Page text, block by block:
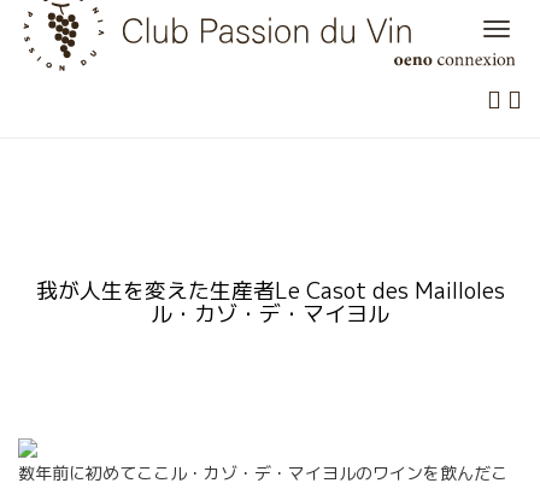
Skip
content
我が人生を変えた生産者Le Casot des Mailloles
ル・カゾ・デ・マイヨル
数年前に初めてここル・カゾ・デ・マイヨルのワインを飲んだこ